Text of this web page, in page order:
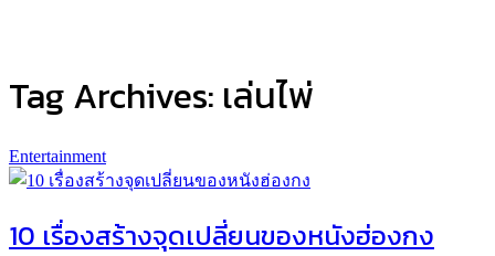
Tag Archives: เล่นไพ่
Entertainment
10 เรื่องสร้างจุดเปลี่ยนของหนังฮ่องกง